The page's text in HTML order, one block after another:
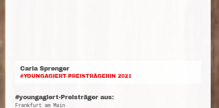
Carla Sprenger
#YOUNGAGIERT-PREISTRÄGERIN 2021
#youngagiert-Preisträger aus:
Frankfurt am Main